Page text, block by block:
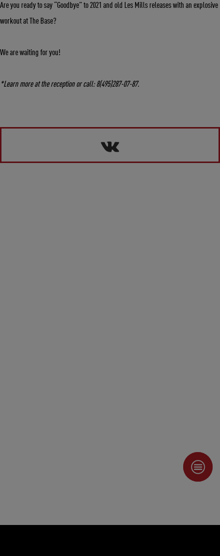
Are you ready to say “Goodbye” to 2021 and old Les Mills releases with an explosive
workout at The Base?
We are waiting for you!
*Learn more at the reception or call: 8(495)287-07-87.